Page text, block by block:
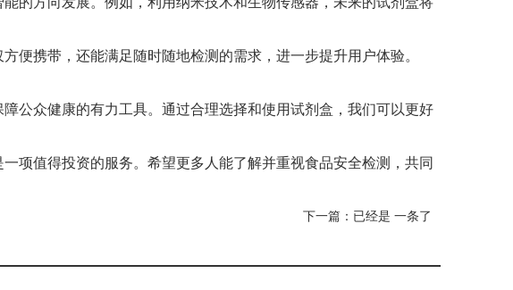
便携带，还能满足随时随地检测的需求，进一步提升用户体验。
公众健康的有力工具。通过合理选择和使用试剂盒，我们可以更好
项值得投资的服务。希望更多人能了解并重视食品安全检测，共同
下一篇：已经是 一条了